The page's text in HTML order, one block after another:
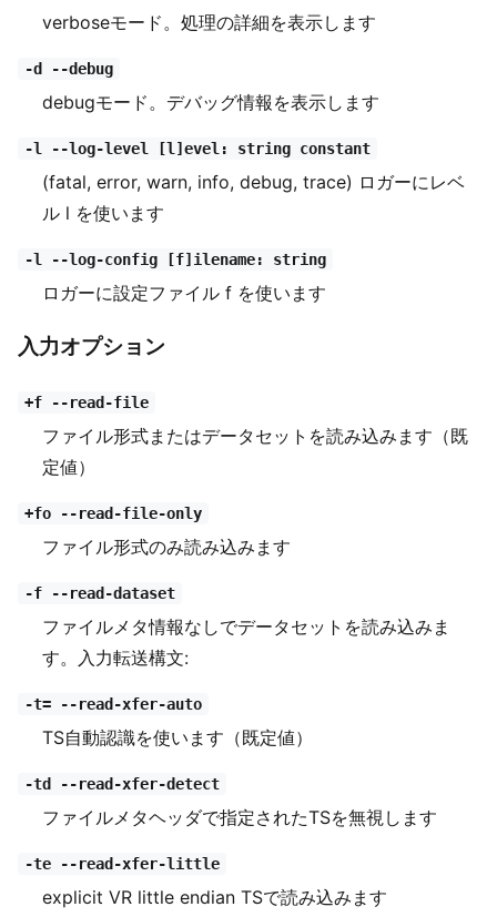
verboseモード。処理の詳細を表示します
-d --debug
debugモード。デバッグ情報を表示します
-l --log-level [l]evel: string constant
(fatal, error, warn, info, debug, trace) ロガーにレベ
ル l を使います
-l --log-config [f]ilename: string
ロガーに設定ファイル f を使います
入力オプション
+f --read-file
ファイル形式またはデータセットを読み込みます（既
定値）
+fo --read-file-only
ファイル形式のみ読み込みます
-f --read-dataset
ファイルメタ情報なしでデータセットを読み込みま
す。入力転送構文:
-t= --read-xfer-auto
TS自動認識を使います（既定値）
-td --read-xfer-detect
ファイルメタヘッダで指定されたTSを無視します
-te --read-xfer-little
explicit VR little endian TSで読み込みます